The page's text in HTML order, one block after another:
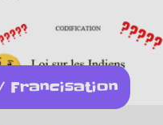
Francisation